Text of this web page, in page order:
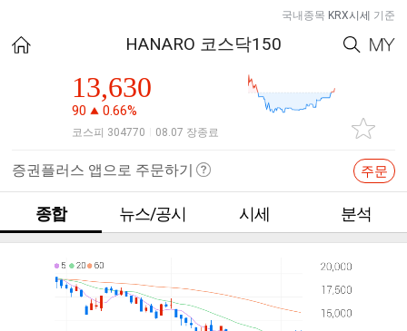
국내종목 KRX시세 기준
HANARO 코스닥150
13,630
90 0.66%
코스피 304770 08.07 장종료
증권플러스 앱으로 주문하기 주문
종합 뉴스/공시 시세 분석